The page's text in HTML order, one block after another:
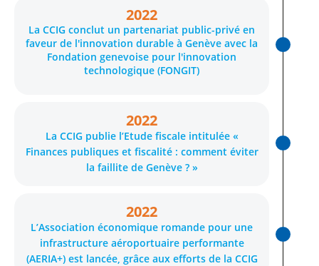
2022
La CCIG conclut un partenariat public-privé en
faveur de l'innovation durable à Genève avec la
Fondation genevoise pour l'innovation
technologique (FONGIT)
2022
La CCIG publie l’Etude fiscale intitulée «
Finances publiques et fiscalité : comment éviter
la faillite de Genève ? »
2022
L’Association économique romande pour une
infrastructure aéroportuaire performante
(AERIA+) est lancée, grâce aux efforts de la CCIG